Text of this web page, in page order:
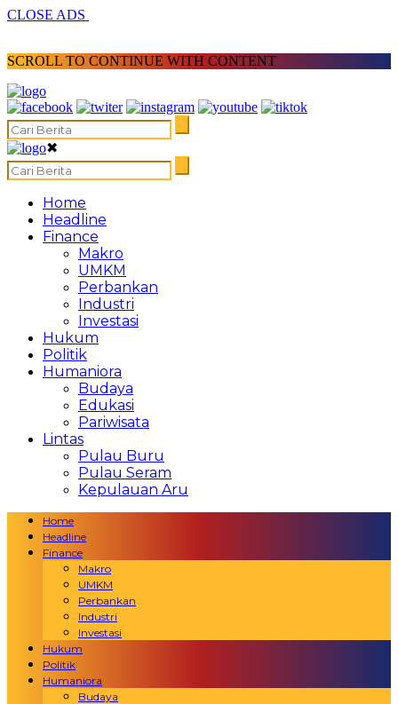
CLOSE ADS
SCROLL TO CONTINUE WITH CONTENT
✖
Home
Headline
Finance
Makro
UMKM
Perbankan
Industri
Investasi
Hukum
Politik
Humaniora
Budaya
Edukasi
Pariwisata
Lintas
Pulau Buru
Pulau Seram
Kepulauan Aru
Home
Headline
Finance
Makro
UMKM
Perbankan
Industri
Investasi
Hukum
Politik
Humaniora
Budaya